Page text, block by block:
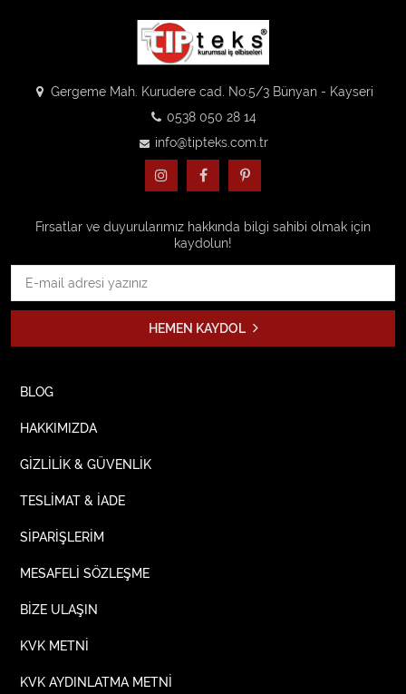
Gergeme Mah. Kurudere cad. No:5/3 Bünyan - Kayseri
0538 050 28 14
info@tipteks.com.tr
Fırsatlar ve duyurularımız hakkında bilgi sahibi olmak için
kaydolun!
HEMEN KAYDOL
BLOG
HAKKIMIZDA
GİZLİLİK & GÜVENLİK
TESLİMAT & İADE
SİPARİŞLERİM
MESAFELİ SÖZLEŞME
BİZE ULAŞIN
KVK METNİ
KVK AYDINLATMA METNİ